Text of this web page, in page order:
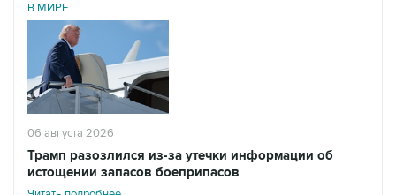
В МИРЕ
06 августа 2026
Трамп разозлился из-за утечки информации об
истощении запасов боеприпасов